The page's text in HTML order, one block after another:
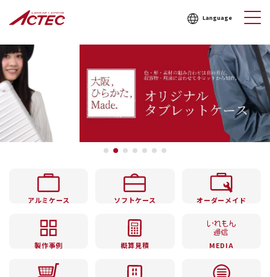
Language
アルミケース ソフトケース オーダーメイド
製作事例 概算見積 MEDIA